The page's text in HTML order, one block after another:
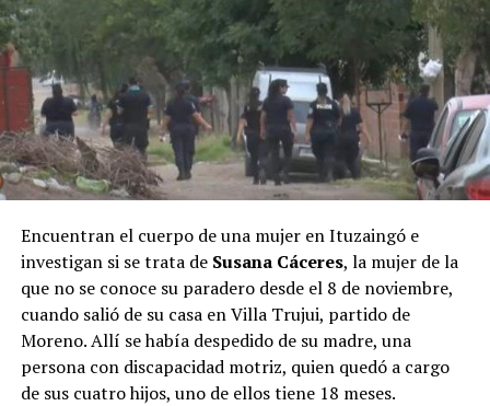
Encuentran el cuerpo de una mujer en Ituzaingó e
investigan si se trata deSusana Cáceres, la mujer de la
que no se conoce su paradero desde el 8 de noviembre,
cuando salió de su casa en Villa Trujui, partido de
Moreno. Allí se había despedido de su madre, una
persona con discapacidad motriz, quien quedó a cargo
de sus cuatro hijos, uno de ellos tiene 18 meses.